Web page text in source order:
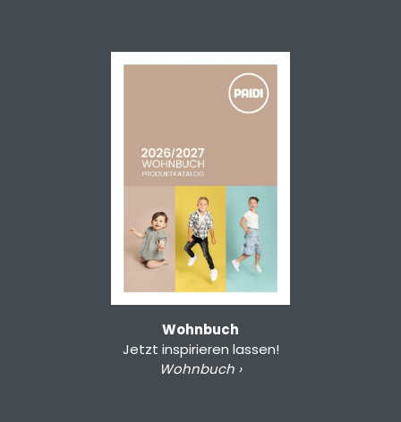
Wohnbuch
Jetzt inspirieren lassen!
Wohnbuch ›